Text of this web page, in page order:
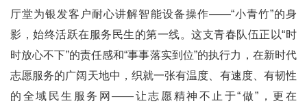
厅堂为银发客户耐心讲解智能设备操作——“小青竹”的身
影，始终活跃在服务民生的第一线。这支青春队伍正以“时
时放心不下”的责任感和“事事落实到位”的执行力，在新时代
志愿服务的广阔天地中，织就一张有温度、有速度、有韧性
的全域民生服务网——让志愿精神不止于“做”，更在